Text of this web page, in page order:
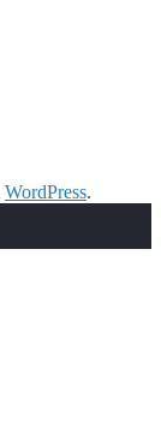
WordPress.